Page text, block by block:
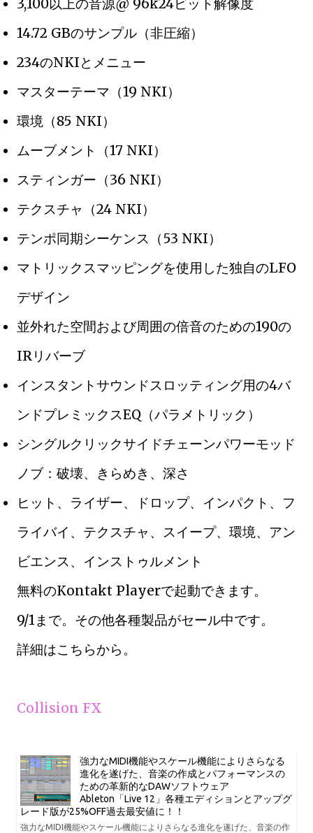
3,100以上の音源@ 96k24ビット解像度
14.72 GBのサンプル（非圧縮）
234のNKIとメニュー
マスターテーマ（19 NKI）
環境（85 NKI）
ムーブメント（17 NKI）
スティンガー（36 NKI）
テクスチャ（24 NKI）
テンポ同期シーケンス（53 NKI）
マトリックスマッピングを使用した独自のLFO
デザイン
並外れた空間および周囲の倍音のための190の
IRリバーブ
インスタントサウンドスロッティング用の4バ
ンドプレミックスEQ（パラメトリック）
シングルクリックサイドチェーンパワーモッド
ノブ：破壊、きらめき、深さ
ヒット、ライザー、ドロップ、インパクト、フ
ライバイ、テクスチャ、スイープ、環境、アン
ビエンス、インストゥルメント
無料のKontakt Playerで起動できます。
9/1まで。その他各種製品がセール中です。
詳細はこちらから。
Collision FX
強力なMIDI機能やスケール機能によりさらなる
進化を遂げた、音楽の作成とパフォーマンスの
ための革新的なDAWソフトウェア
Ableton「Live 12」各種エディションとアップグ
レード版が25%OFF過去最安値に！！
強力なMIDI機能やスケール機能によりさらなる進化を遂げた、音楽の作